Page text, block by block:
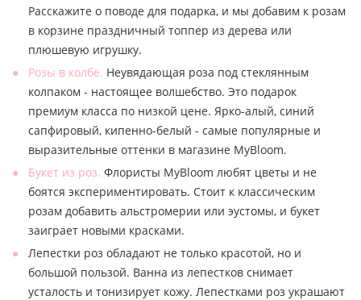
Расскажите о поводе для подарка, и мы добавим к розам
в корзине праздничный топпер из дерева или
плюшевую игрушку.
Розы в колбе. Неувядающая роза под стеклянным
колпаком - настоящее волшебство. Это подарок
премиум класса по низкой цене. Ярко-алый, синий
сапфировый, кипенно-белый - самые популярные и
выразительные оттенки в магазине MyBloom.
Букет из роз. Флористы MyBloom любят цветы и не
боятся экспериментировать. Стоит к классическим
розам добавить альстромерии или эустомы, и букет
заиграет новыми красками.
Лепестки роз обладают не только красотой, но и
большой пользой. Ванна из лепестков снимает
усталость и тонизирует кожу. Лепестками роз украшают